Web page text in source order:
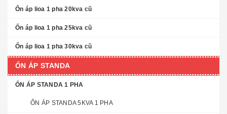
Ổn áp lioa 1 pha 20kva cũ
Ổn áp lioa 1 pha 25kva cũ
Ổn áp lioa 1 pha 30kva cũ
ỔN ÁP STANDA
ỔN ÁP STANDA 1 PHA
ỔN ÁP STANDA 5KVA 1 PHA